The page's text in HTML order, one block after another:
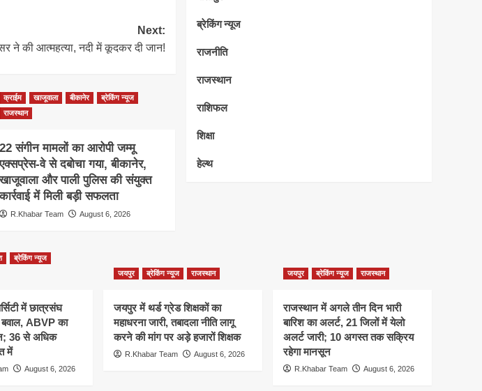
Next:
ने की आत्महत्या, नदी में कूदकर दी जान!
क्राईम खाजूवाला बीकानेर
ब्रेकिंग न्यूज
राजस्थान
22 संगीन मामलों का आरोपी जम्मू
वे से दबोचा गया, बीकानेर,
और पाली पुलिस की संयुक्त
में मिली बड़ी सफलता
R.Khabar Team August 6, 2026
ब्रेकिंग न्यूज
राजनीति
राजस्थान
राशिफल
शिक्षा
हेल्थ
ब्रेकिंग न्यूज
में छात्रसंघ
ABVP का
36 से अधिक
में
August 6, 2026
जयपुर ब्रेकिंग न्यूज राजस्थान
जयपुर में थर्ड ग्रेड शिक्षकों का
महाधरना जारी, तबादला नीति लागू
करने की मांग पर अड़े हजारों शिक्षक
R.Khabar Team August 6, 2026
जयपुर ब्रेकिंग न्यूज राजस्थान
राजस्थान में अगले तीन दिन भारी
बारिश का अलर्ट, 21 जिलों में येलो
अलर्ट जारी; 10 अगस्त तक सक्रिय
रहेगा मानसून
R.Khabar Team August 6, 2026